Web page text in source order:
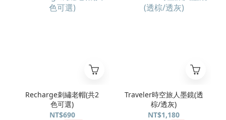
Recharge刺繡老帽(共2
色可選)
NT$690
Traveler時空旅人墨鏡(透
棕/透灰)
NT$1,180